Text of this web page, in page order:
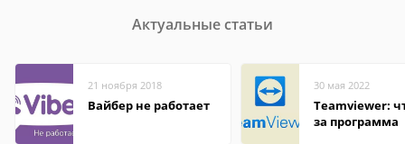
Актуальные статьи
21 ноября 2018
Вайбер не работает
30 мая 2022
Teamviewer:
за программа